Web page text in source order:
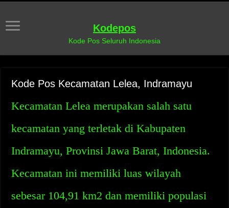
Kodepos
Kode Pos Seluruh Indonesia
Kode Pos Kecamatan Lelea, Indramayu
Kecamatan Lelea merupakan salah satu
kecamatan yang terletak di Kabupaten
Indramayu, Provinsi Jawa Barat, Indonesia.
Kecamatan ini memiliki luas wilayah
sebesar 104,91 km2 dan memiliki populasi